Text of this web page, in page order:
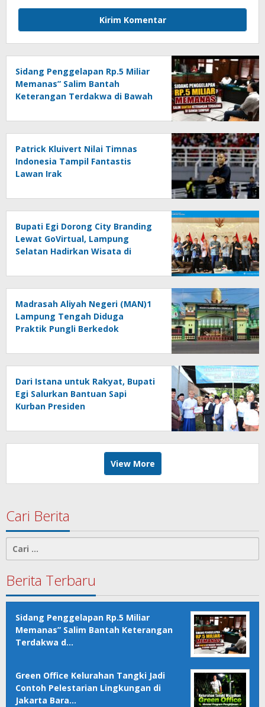
Sidang Penggelapan Rp.5 Miliar
Memanas” Salim Bantah
Keterangan Terdakwa di Bawah
Patrick Kluivert Nilai Timnas
Indonesia Tampil Fantastis
Lawan Irak
Bupati Egi Dorong City Branding
Lewat GoVirtual, Lampung
Selatan Hadirkan Wisata di
Madrasah Aliyah Negeri (MAN)1
Lampung Tengah Diduga
Praktik Pungli Berkedok
Faktanya …!!!
Dari Istana untuk Rakyat, Bupati
Egi Salurkan Bantuan Sapi
Kurban Presiden
View More
Cari Berita
Cari
Berita Terbaru
Sidang Penggelapan Rp.5 Miliar
Memanas” Salim Bantah Keterangan
Terdakwa d…
Green Office Kelurahan Tangki Jadi
Contoh Pelestarian Lingkungan di
Jakarta Bara…